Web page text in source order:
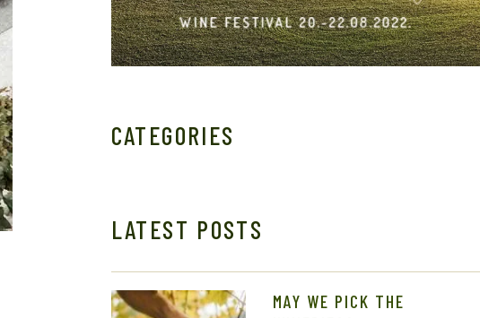
CATEGORIES
LATEST POSTS
MAY WE PICK THE